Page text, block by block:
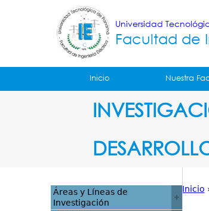
Universidad
Facultad de
Tropical
Principal
Inicio Nuestra
Inicio
Áreas y Líneas de
Investigación